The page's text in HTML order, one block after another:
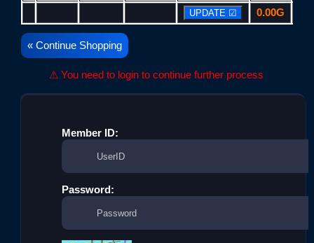
0.00G
« Continue Shopping
⚠ You need to login to continue further process
Member ID:
Password: